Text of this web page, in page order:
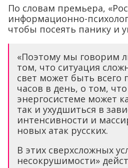
По словам премьера,
информационно-
чтобы посеять панику и
«Поэтому мы говорим
том, что ситуация
свет может быть всего
часов в день, о том,
энергосистеме может
так и ухудшиться в
интенсивности и
новых атак русских.
В этих сверхсложных
несокрушимости»